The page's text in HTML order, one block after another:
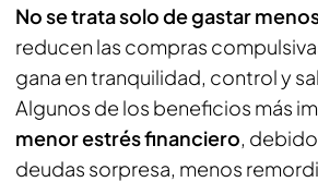
No se trata solo de gastar
reducen las compras
gana en tranquilidad, control y
Algunos de los beneficios más
menor estrés financiero,
deudas sorpresa, menos